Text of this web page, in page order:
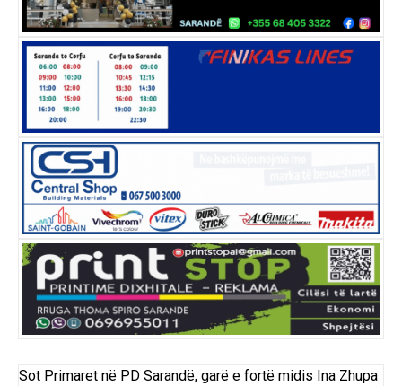
Sot Primaret në PD Sarandë, garë e fortë midis Ina Zhupa